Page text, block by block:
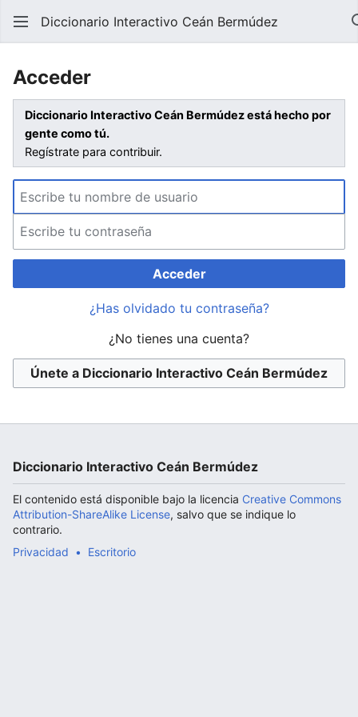
Abrir menú principal
Diccionario Interactivo Ceán Bermúdez
Acceder
Diccionario Interactivo Ceán Bermúdez está hecho por
gente como tú.
Regístrate para contribuir.
Acceder
¿Has olvidado tu contraseña?
¿No tienes una cuenta?
Únete a Diccionario Interactivo Ceán Bermúdez
Diccionario Interactivo Ceán Bermúdez
El contenido está disponible bajo la licencia Creative Commons
Attribution-ShareAlike License, salvo que se indique lo
contrario.
Privacidad
Escritorio